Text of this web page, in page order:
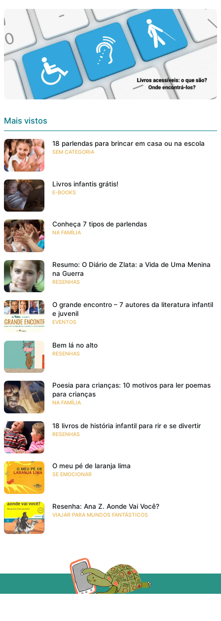
Mais vistos
18 parlendas para brincar em casa ou na escola
SEM CATEGORIA
Livros infantis grátis!
E-BOOKS
Conheça 7 tipos de parlendas
NA FAMÍLIA
Resumo: O Diário de Zlata: a Vida de Uma Menina
na Guerra
RESENHAS
O grande encontro – 7 autores da literatura infantil
e juvenil
EVENTOS
Bem lá no alto
RESENHAS
Poesia para crianças: 10 motivos para ler poemas
para crianças
NA FAMÍLIA
18 livros de história infantil para rir e se divertir
RESENHAS
O meu pé de laranja lima
SE EMOCIONAR
Resenha: Ana Z. Aonde Vai Você?
VIAJAR PARA MUNDOS FANTÁSTICOS